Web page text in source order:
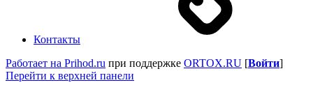
Контакты
Работает на Prihod.ru при поддержке ORTOX.RU [Войти]
Перейти к верхней панели